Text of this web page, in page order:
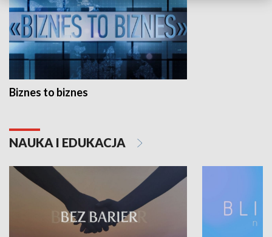
Biznes to biznes
NAUKA I EDUKACJA